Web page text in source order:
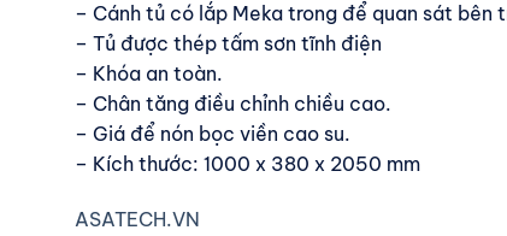
– Cánh tủ có lắp Meka trong để quan sát bên
– Tủ được thép tấm sơn tĩnh điện
– Khóa an toàn.
– Chân tăng điều chỉnh chiều cao.
– Giá để nón bọc viền cao su.
– Kích thước: 1000 x 380 x 2050 mm
ASATECH.VN